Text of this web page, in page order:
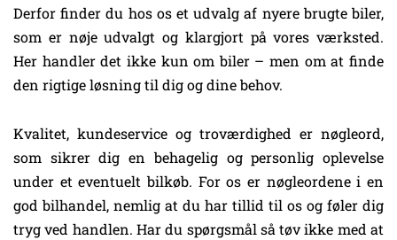
Derfor finder du hos os et udvalg af nyere brugte biler,
som er nøje udvalgt og klargjort på vores værksted.
Her handler det ikke kun om biler – men om at finde
den rigtige løsning til dig og dine behov.
Kvalitet, kundeservice og troværdighed er nøgleord,
som sikrer dig en behagelig og personlig oplevelse
under et eventuelt bilkøb. For os er nøgleordene i en
god bilhandel, nemlig at du har tillid til os og føler dig
tryg ved handlen. Har du spørgsmål så tøv ikke med at